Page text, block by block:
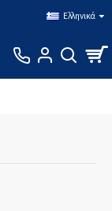
Ελληνικά